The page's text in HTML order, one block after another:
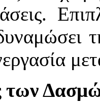
των